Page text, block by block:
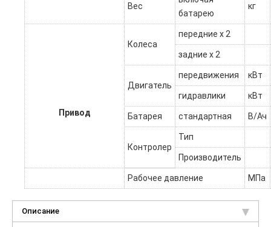
Вес
батарею
кг
Привод
Колеса
передние х 2
задние х 2
Двигатель
передвижения кВт
гидравлики кВт
Батарея стандартная В/Ач
Контролер
Тип
Производитель
Рабочее давление МПа
Описание